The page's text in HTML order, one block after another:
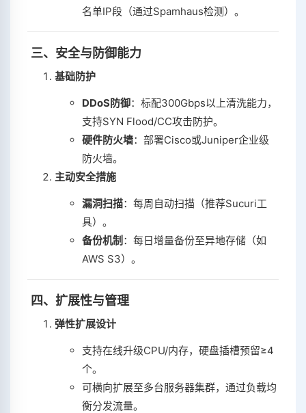
名单IP段（通过Spamhaus检测）。
三、安全与防御能力
基础防护
DDoS防御‌：标配300Gbps以上清洗能力，
支持SYN Flood/CC攻击防护。
硬件防火墙‌：部署Cisco或Juniper企业级
防火墙。
主动安全措施
漏洞扫描‌：每周自动扫描（推荐Sucuri工
具）。
备份机制 ‌：每日增量备份至异地存储（如
AWS S3）。
四、扩展性与管理
弹性扩展设计
支持在线升级CPU/内存，硬盘插槽预留≥4
个。
可横向扩展至多台服务器集群，通过负载均
衡分发流量。